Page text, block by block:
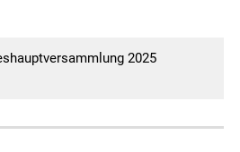
2025